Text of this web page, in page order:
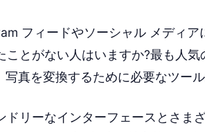
フィードやソーシャル メディ
ことがない人はいますか?最も人
真を変換するために必要なツー
ドリーなインターフェースとさま